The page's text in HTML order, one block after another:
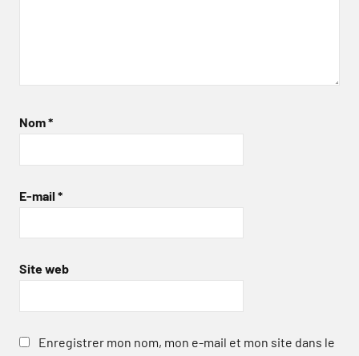
Nom*
E-mail *
Site web
Enregistrer mon nom, mon e-mail et mon site dans le